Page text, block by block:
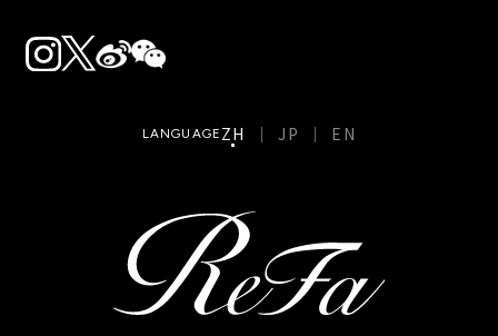
LANGUAGE ZH JP EN